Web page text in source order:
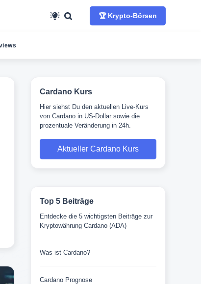
🏆 Krypto-Börsen
Cardano Kurs
Hier siehst Du den aktuellen Live-Kurs
von Cardano in US-Dollar sowie die
prozentuale Veränderung in 24h.
Aktueller Cardano Kurs
Top 5 Beiträge
Entdecke die 5 wichtigsten Beiträge zur
Kryptowährung Cardano (ADA)
Was ist Cardano?
Cardano Prognose